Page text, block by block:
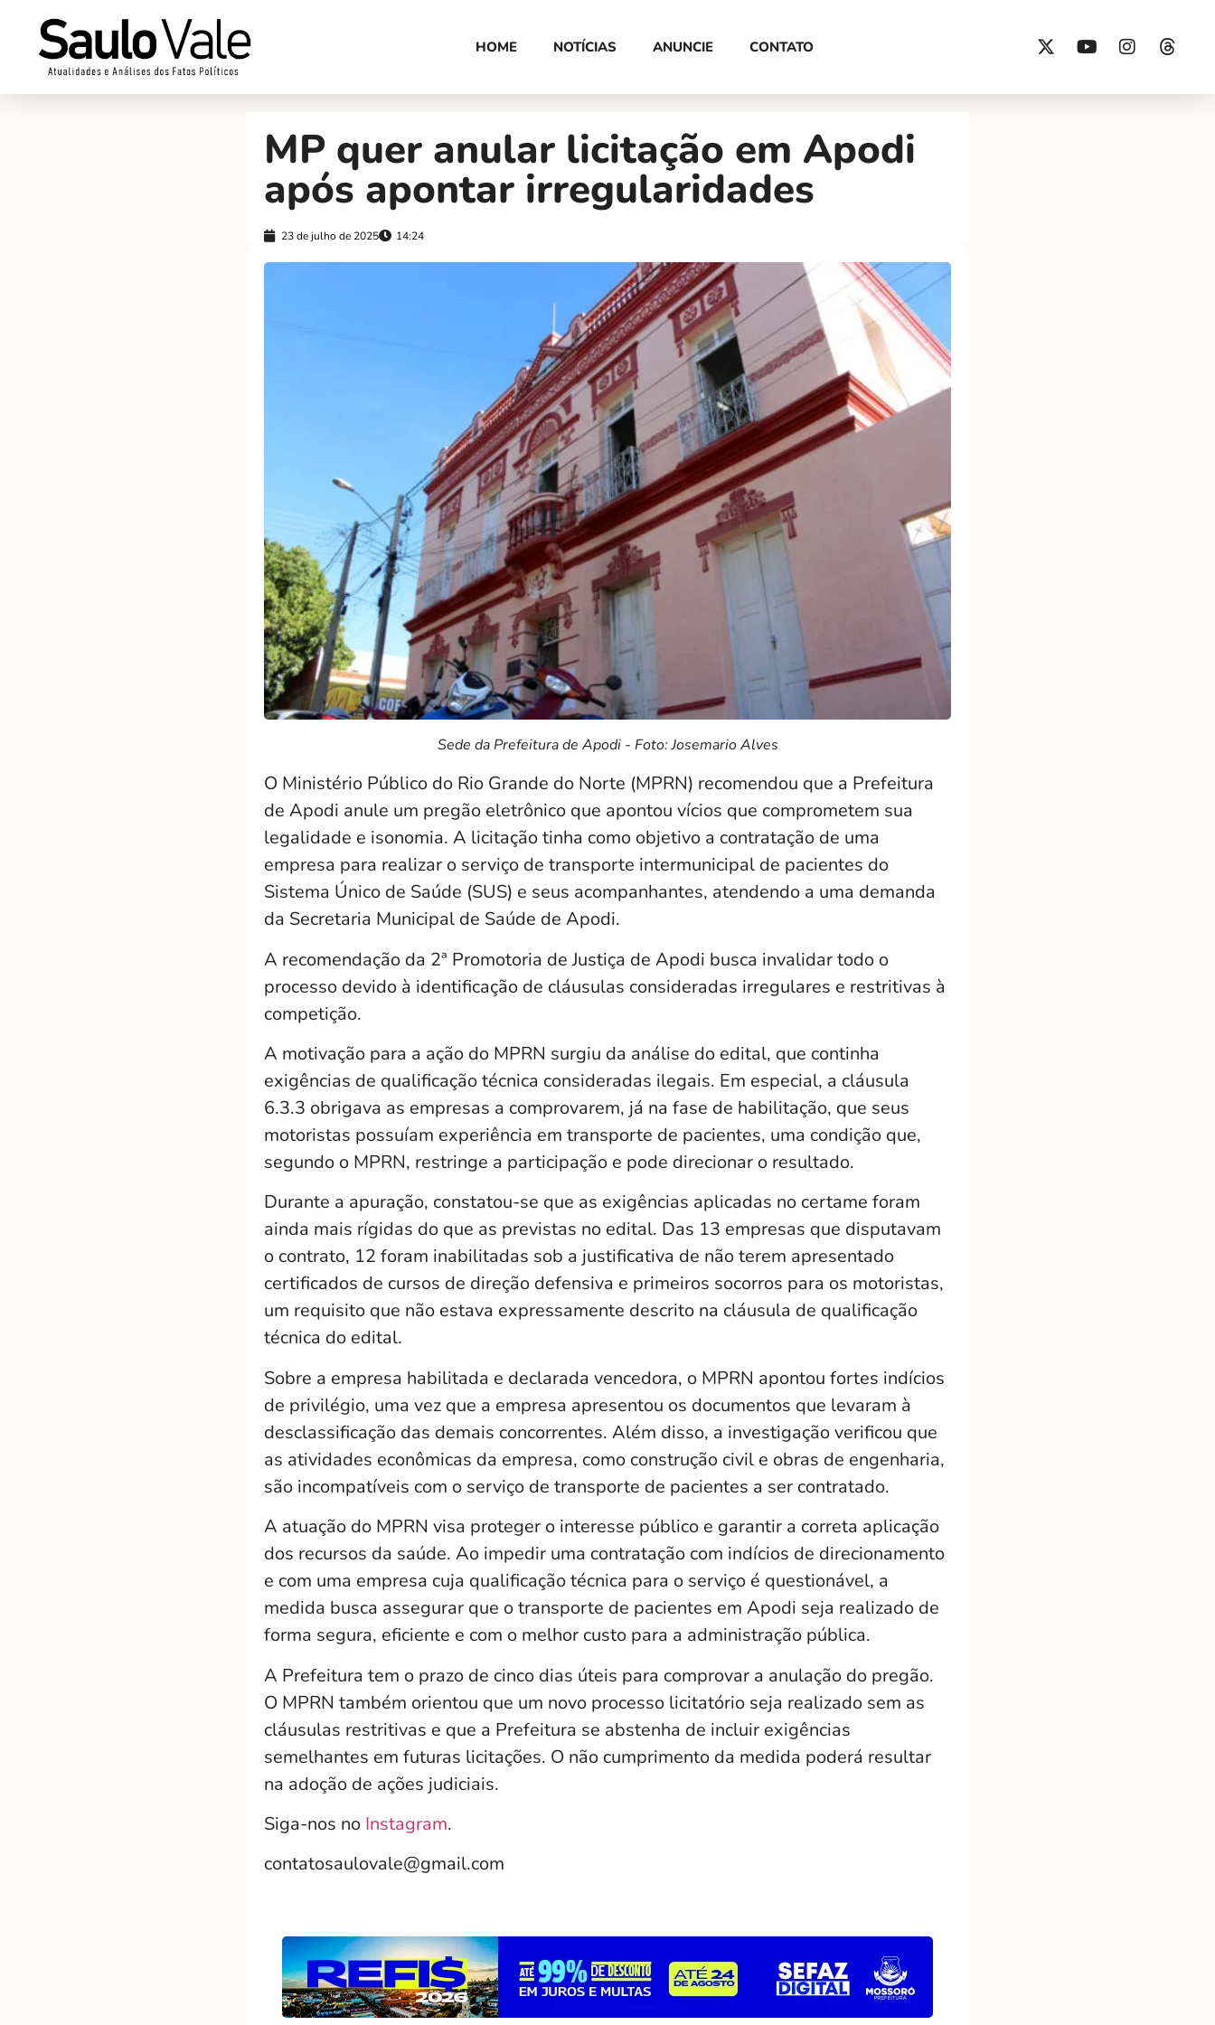
HOME NOTÍCIAS ANUNCIE CONTATO
MP quer anular licitação em Apodi
após apontar irregularidades
23 de julho de 2025 14:24
Sede da Prefeitura de Apodi - Foto: Josemario Alves
O Ministério Público do Rio Grande do Norte (MPRN) recomendou que a Prefeitura
de Apodi anule um pregão eletrônico que apontou vícios que comprometem sua
legalidade e isonomia. A licitação tinha como objetivo a contratação de uma
empresa para realizar o serviço de transporte intermunicipal de pacientes do
Sistema Único de Saúde (SUS) e seus acompanhantes, atendendo a uma demanda
da Secretaria Municipal de Saúde de Apodi.
A recomendação da 2ª Promotoria de Justiça de Apodi busca invalidar todo o
processo devido à identificação de cláusulas consideradas irregulares e restritivas à
competição.
A motivação para a ação do MPRN surgiu da análise do edital, que continha
exigências de qualificação técnica consideradas ilegais. Em especial, a cláusula
6.3.3 obrigava as empresas a comprovarem, já na fase de habilitação, que seus
motoristas possuíam experiência em transporte de pacientes, uma condição que,
segundo o MPRN, restringe a participação e pode direcionar o resultado.
Durante a apuração, constatou-se que as exigências aplicadas no certame foram
ainda mais rígidas do que as previstas no edital. Das 13 empresas que disputavam
o contrato, 12 foram inabilitadas sob a justificativa de não terem apresentado
certificados de cursos de direção defensiva e primeiros socorros para os motoristas,
um requisito que não estava expressamente descrito na cláusula de qualificação
técnica do edital.
Sobre a empresa habilitada e declarada vencedora, o MPRN apontou fortes indícios
de privilégio, uma vez que a empresa apresentou os documentos que levaram à
desclassificação das demais concorrentes. Além disso, a investigação verificou que
as atividades econômicas da empresa, como construção civil e obras de engenharia,
são incompatíveis com o serviço de transporte de pacientes a ser contratado.
A atuação do MPRN visa proteger o interesse público e garantir a correta aplicação
dos recursos da saúde. Ao impedir uma contratação com indícios de direcionamento
e com uma empresa cuja qualificação técnica para o serviço é questionável, a
medida busca assegurar que o transporte de pacientes em Apodi seja realizado de
forma segura, eficiente e com o melhor custo para a administração pública.
A Prefeitura tem o prazo de cinco dias úteis para comprovar a anulação do pregão.
O MPRN também orientou que um novo processo licitatório seja realizado sem as
cláusulas restritivas e que a Prefeitura se abstenha de incluir exigências
semelhantes em futuras licitações. O não cumprimento da medida poderá resultar
na adoção de ações judiciais.
Siga-nos no Instagram.
contatosaulovale@gmail.com